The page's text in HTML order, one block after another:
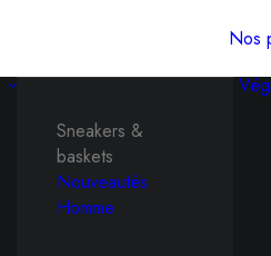
Nos
Sneakers &
baskets
Nouveautés
Homme